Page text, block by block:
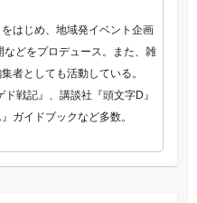
はじめ、地域発イベント企画
どをプロデュース。また、雑
者としても活動している。
戦記』、講談社『頭文字D』
ガイドブックなど多数。